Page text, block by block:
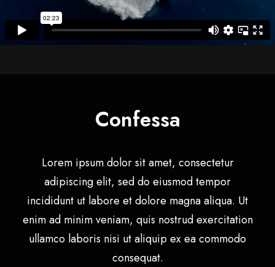
Confessa
Lorem ipsum dolor sit amet, consectetur
adipiscing elit, sed do eiusmod tempor
incididunt ut labore et dolore magna aliqua. Ut
enim ad minim veniam, quis nostrud exercitation
ullamco laboris nisi ut aliquip ex ea commodo
consequat.